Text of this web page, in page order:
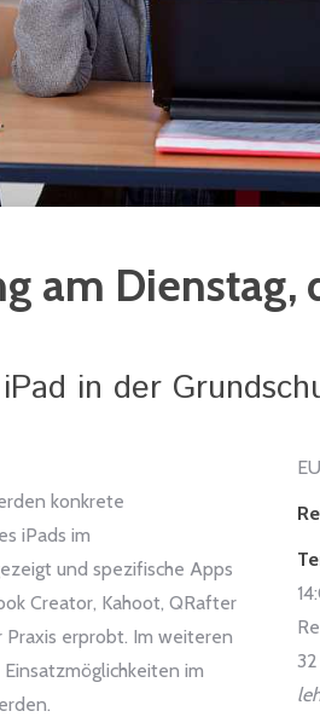
am Dienstag,
in der
konkrete
iPads im
und spezifische Apps
Creator, Kahoot, QRafter
erprobt. Im weiteren
im
32